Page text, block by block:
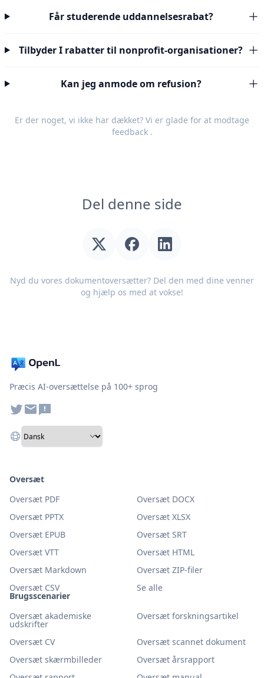
Får studerende uddannelsesrabat?
Tilbyder I rabatter til nonprofit-organisationer?
Kan jeg anmode om refusion?
Er der noget, vi ikke har dækket? Vi er glade for at modtage
feedback.
Del denne side
Nyd du vores dokumentoversætter? Del den med dine venner
og hjælp os med at vokse!
Præcis AI-oversættelse på 100+ sprog
Brugsscenarier
Oversæt akademiske
udskrifter
Oversæt forskningsartikel
Oversæt CV
Oversæt scannet dokument
Oversæt skærmbilleder
Oversæt årsrapport
Oversæt
Oversæt PDF
Oversæt DOCX
Oversæt PPTX
Oversæt XLSX
Oversæt EPUB
Oversæt SRT
Oversæt VTT
Oversæt HTML
Oversæt Markdown
Oversæt ZIP-filer
Oversæt CSV
Se alle